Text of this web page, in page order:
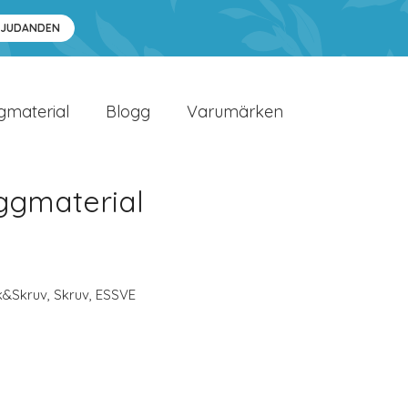
Blogg Varumärken
, Skruv, ESSVE